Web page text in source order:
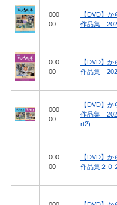
000
00
【DVD】
作品集
000
00
【DVD】
作品集
000
00
【DVD】
作品集
rt2)
000
00
【DVD】
作品集２０